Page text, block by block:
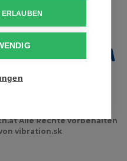
Alle Rechte vorbehalten
vibration.sk